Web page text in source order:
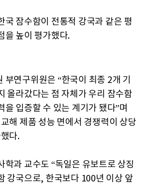
국 잠수함이 전통적 강국과 같은 평
을 높이 평가했다.
부연구위원은 “한국이 최종 2개 기
올라갔다는 점 자체가 우리 잠수함
을 입증할 수 있는 계기가 됐다”며
해 제품 성능 면에서 경쟁력이 상당
다.
학과 교수도 “독일은 유보트로 상징
강국으로, 한국보다 100년 이상 앞